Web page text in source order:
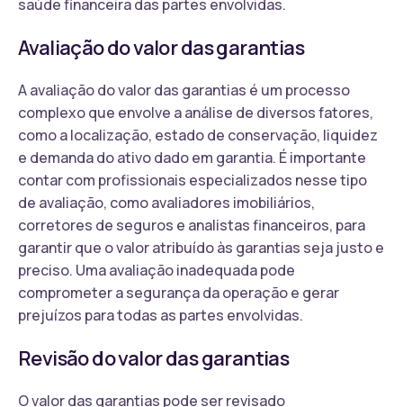
saúde financeira das partes envolvidas.
Avaliação do valor das garantias
A avaliação do valor das garantias é um processo
complexo que envolve a análise de diversos fatores,
como a localização, estado de conservação, liquidez
e demanda do ativo dado em garantia. É importante
contar com profissionais especializados nesse tipo
de avaliação, como avaliadores imobiliários,
corretores de seguros e analistas financeiros, para
garantir que o valor atribuído às garantias seja justo e
preciso. Uma avaliação inadequada pode
comprometer a segurança da operação e gerar
prejuízos para todas as partes envolvidas.
Revisão do valor das garantias
O valor das garantias pode ser revisado